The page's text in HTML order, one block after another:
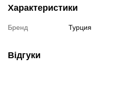
Характеристики
Бренд Турция
Відгуки